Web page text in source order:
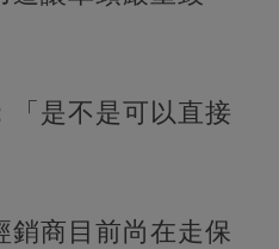
「是不是可以直接
銷商目前尚在走保